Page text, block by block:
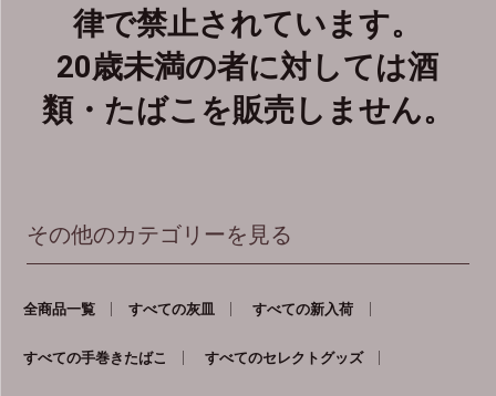
律で禁止されています。
20歳未満の者に対しては酒
類・たばこを販売しません。
その他のカテゴリーを見る
全商品一覧 すべての灰皿 すべての新入荷
すべての手巻きたばこ すべてのセレクトグッズ